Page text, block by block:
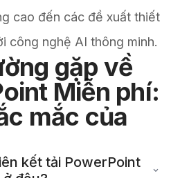
cao đến các đề xuất thiết
công nghệ AI thông minh.
gặp về
Miễn phí:
mắc của
kết tải PowerPoint